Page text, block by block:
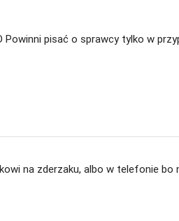
pisać o sprawcy tylko w
na zderzaku, albo w telefonie